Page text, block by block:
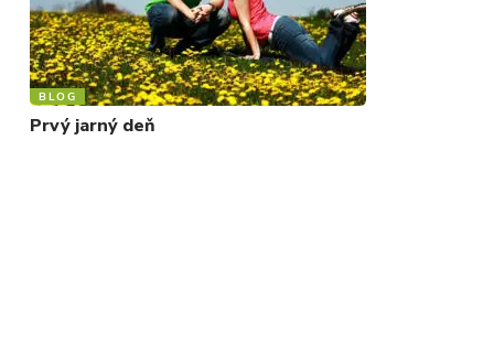
BLOG
Prvý jarný deň